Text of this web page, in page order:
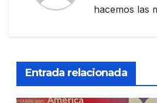
hacemos las
Entrada relacionada